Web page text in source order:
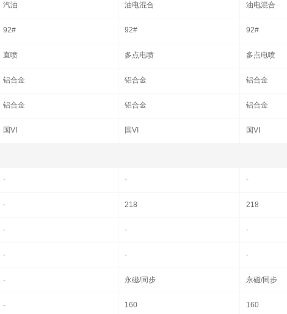
汽油 油电混合 油电混合
92# 92# 92#
直喷 多点电喷 多点电喷
铝合金 铝合金 铝合金
铝合金 铝合金 铝合金
国VI 国VI 国VI
- - -
- 218 218
- - -
- - -
- 永磁/同步 永磁/同步
- 160 160